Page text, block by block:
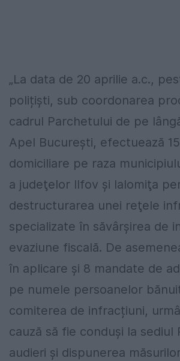
„La data de 20 aprilie a.c.,
polițiști, sub coordonarea
cadrul Parchetului de pe
Apel Bucureşti, efectuează
domiciliare pe raza
a judeţelor Ilfov şi Ialomiţa
destructurarea unei reţele
specializate în săvârşirea de
evaziune fiscală. De
în aplicare şi 8 mandate de
pe numele persoanelor
comiterea de infracțiuni,
cauză să fie conduși la sediul
audieri și dispunerea